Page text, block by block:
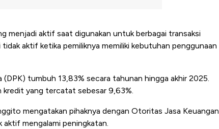
menjadi aktif saat digunakan untuk berbagai transaksi
aktif ketika pemiliknya memiliki kebutuhan penggunaan
(DPK) tumbuh 13,83% secara tahunan hingga akhir 2025.
yang tercatat sebesar 9,63%.
mengatakan pihaknya dengan Otoritas Jasa Keuangan
mengalami peningkatan.